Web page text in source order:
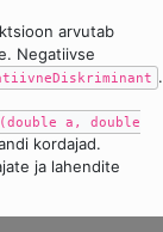
arvutab
Negatiivse
.
a, double
kordajad.
ja lahendite